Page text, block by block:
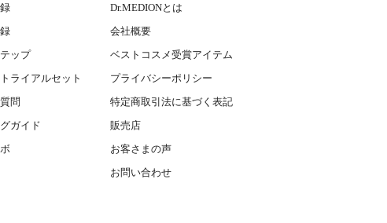
ップ
ライアルセット
問
ガイド
Dr.MEDIONとは
会社概要
ベストコスメ受賞アイテム
プライバシーポリシー
特定商取引法に基づく表記
販売店
お客さまの声
お問い合わせ